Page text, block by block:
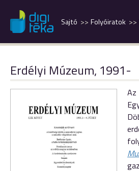
Folyóiratok
Sajtó
Erdélyi Múzeum, 1991-